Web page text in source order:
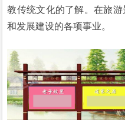
教传统文化的了解。在旅
和发展建设的各项事业。